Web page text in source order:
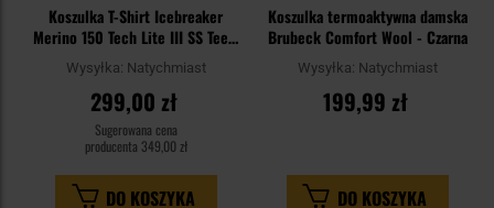
Koszulka T-Shirt Icebreaker
Merino 150 Tech Lite III SS Tee -
Black
Wysyłka: Natychmiast
299,00 zł
Sugerowana cena
producenta 349,00 zł
DO KOSZYKA
Koszulka termoaktywna damska
Brubeck Comfort Wool - Czarna
Wysyłka: Natychmiast
199,99 zł
DO KOSZYKA